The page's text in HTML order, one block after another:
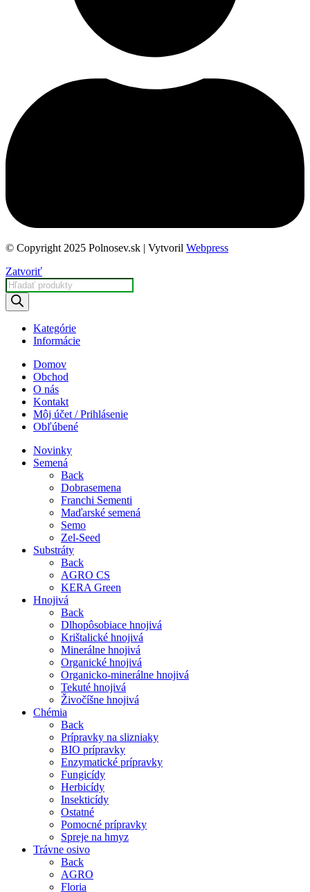
© Copyright 2025 Polnosev.sk | Vytvoril Webpress
Zatvoriť
Products
search
Kategórie
Informácie
Domov
Obchod
O nás
Kontakt
Môj účet / Prihlásenie
Obľúbené
Novinky
Semená
Back
Dobrasemena
Franchi Sementi
Maďarské semená
Semo
Zel-Seed
Substráty
Back
AGRO CS
KERA Green
Hnojivá
Back
Dlhopôsobiace hnojivá
Krištalické hnojivá
Minerálne hnojivá
Organické hnojivá
Organicko-minerálne hnojivá
Tekuté hnojivá
Živočíšne hnojivá
Chémia
Back
Prípravky na slizniaky
BIO prípravky
Enzymatické prípravky
Fungicídy
Herbicídy
Insekticídy
Ostatné
Pomocné prípravky
Spreje na hmyz
Trávne osivo
Back
AGRO
Floria